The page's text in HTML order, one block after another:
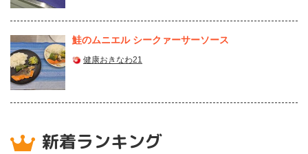
鮭のムニエル シークァーサーソース
健康おきなわ21
新着ランキング